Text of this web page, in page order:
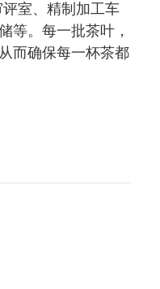
室、精制加工车
等。 每一批茶叶，
而确保每一杯茶都